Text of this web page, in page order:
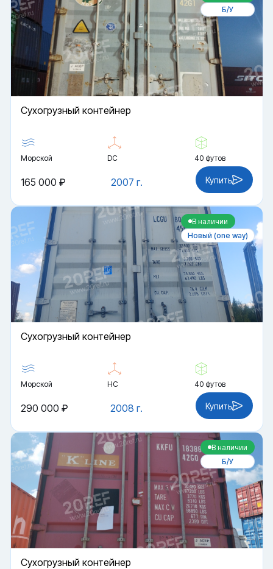
Б/У
Cухогрузный контейнер
Морской DC 40 футов
2007 г.
165 000 ₽ Купить
В наличии
Новый (one way)
Cухогрузный контейнер
Морской HC 40 футов
2008 г.
290 000 ₽ Купить
В наличии
Б/У
Cухогрузный контейнер